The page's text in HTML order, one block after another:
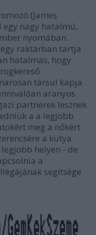
(James
egy nagy hatalmú,
nyomában.
raktárban tartja
hatalmas, hogy
társul kapja
aranyos
partnerek lesznek
a a legjobb
meg a nőkért
a kutya
helyen - de
a
segítsége